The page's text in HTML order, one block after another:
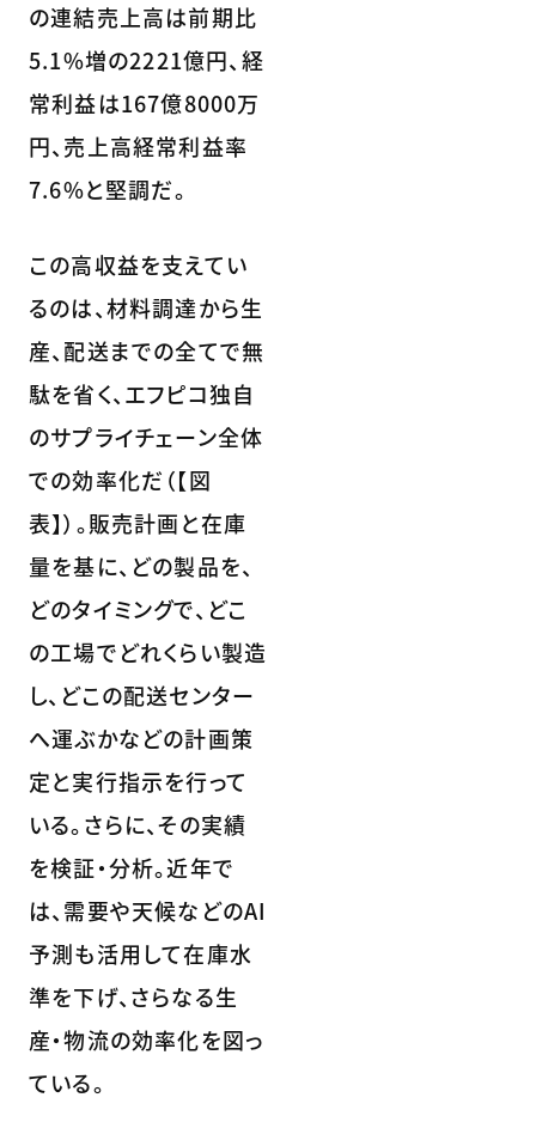
の連結売上高は前期比
5.1%増の2221億円、経
常利益は167億8000万
円、売上高経常利益率
7.6%と堅調だ。
この高収益を支えてい
るのは、材料調達から生
産、配送までの全てで無
駄を省く、エフピコ独自
のサプライチェーン全体
での効率化だ（【図
表】）。販売計画と在庫
量を基に、どの製品を、
どのタイミングで、どこ
の工場でどれくらい製造
し、どこの配送センター
へ運ぶかなどの計画策
定と実行指示を行って
いる。さらに、その実績
を検証・分析。近年で
は、需要や天候などのAI
予測も活用して在庫水
準を下げ、さらなる生
産・物流の効率化を図っ
ている。